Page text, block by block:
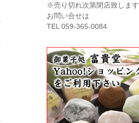
※売り切れ次第閉店致します
お問い合せは
TEL 059-365-0084